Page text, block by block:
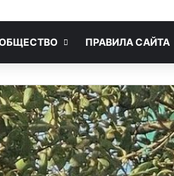
ПРАВИЛА САЙТА